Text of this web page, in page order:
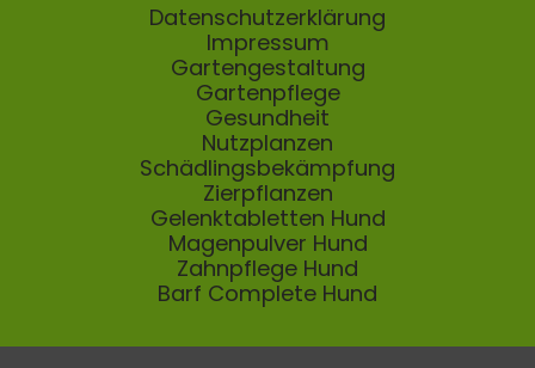
Datenschutzerklärung
Impressum
Gartengestaltung
Gartenpflege
Gesundheit
Nutzplanzen
Schädlingsbekämpfung
Zierpflanzen
Gelenktabletten Hund
Magenpulver Hund
Zahnpflege Hund
Barf Complete Hund